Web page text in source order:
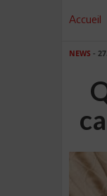
Accueil
NEWS -